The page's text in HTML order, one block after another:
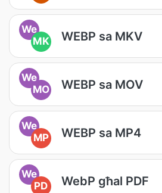
We
MK
WEBP sa MKV
We
MO
WEBP sa MOV
We
MP
WEBP sa MP4
We
PD
WebP għal PDF